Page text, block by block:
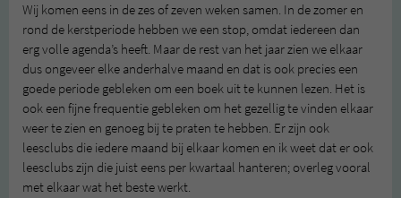
Wij komen eens in de zes of zeven weken samen. In de zomer en
rond de kerstperiode hebben we een stop, omdat iedereen dan
erg volle agenda’s heeft. Maar de rest van het jaar zien we elkaar
dus ongeveer elke anderhalve maand en dat is ook precies een
goede periode gebleken om een boek uit te kunnen lezen. Het is
ook een fijne frequentie gebleken om het gezellig te vinden elkaar
weer te zien en genoeg bij te praten te hebben. Er zijn ook
leesclubs die iedere maand bij elkaar komen en ik weet dat er ook
leesclubs zijn die juist eens per kwartaal hanteren; overleg vooral
met elkaar wat het beste werkt.